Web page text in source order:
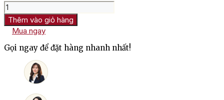
Rượu
Vang
Torres
Grans
Muralles
số
Thêm vào giỏ hàng
Mua ngay
Gọi ngay để đặt hàng nhanh nhất!